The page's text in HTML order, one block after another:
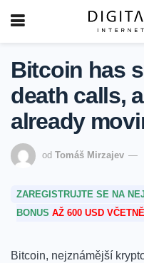
Bitcoin has
death calls,
already
od Tomáš Mirzajev
ZAREGISTRUJTE SE NA
BONUS AŽ 600 USD
Bitcoin,‌ nejznámější⁢